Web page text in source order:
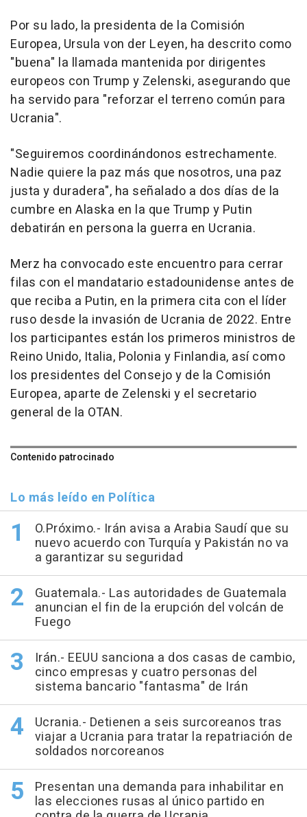
Por su lado, la presidenta de la Comisión
Europea, Ursula von der Leyen, ha descrito como
"buena" la llamada mantenida por dirigentes
europeos con Trump y Zelenski, asegurando que
ha servido para "reforzar el terreno común para
Ucrania".
"Seguiremos coordinándonos estrechamente.
Nadie quiere la paz más que nosotros, una paz
justa y duradera", ha señalado a dos días de la
cumbre en Alaska en la que Trump y Putin
debatirán en persona la guerra en Ucrania.
Merz ha convocado este encuentro para cerrar
filas con el mandatario estadounidense antes de
que reciba a Putin, en la primera cita con el líder
ruso desde la invasión de Ucrania de 2022. Entre
los participantes están los primeros ministros de
Reino Unido, Italia, Polonia y Finlandia, así como
los presidentes del Consejo y de la Comisión
Europea, aparte de Zelenski y el secretario
general de la OTAN.
Contenido patrocinado
Lo más leído en Política
O.Próximo.- Irán avisa a Arabia Saudí que su
nuevo acuerdo con Turquía y Pakistán no va
a garantizar su seguridad
Guatemala.- Las autoridades de Guatemala
anuncian el fin de la erupción del volcán de
Fuego
Irán.- EEUU sanciona a dos casas de cambio,
cinco empresas y cuatro personas del
sistema bancario "fantasma" de Irán
Ucrania.- Detienen a seis surcoreanos tras
viajar a Ucrania para tratar la repatriación de
soldados norcoreanos
Presentan una demanda para inhabilitar en
las elecciones rusas al único partido en